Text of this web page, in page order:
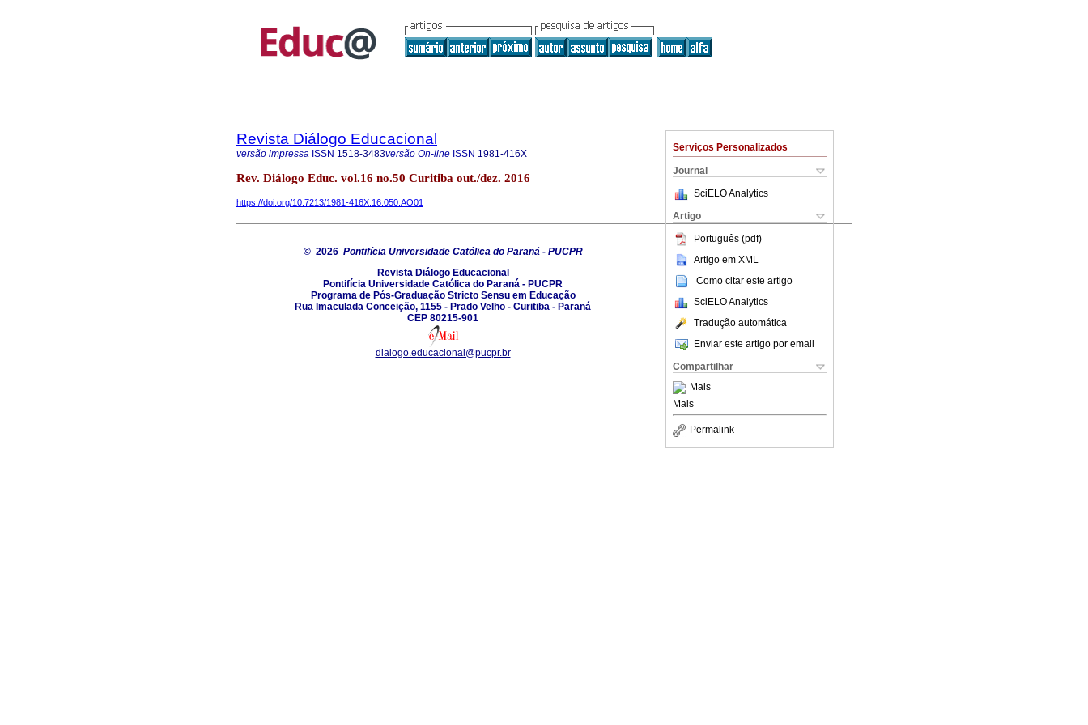
Serviços Personalizados
Journal
SciELO Analytics
Artigo
Português (pdf)
Artigo em XML
Como citar este artigo
SciELO Analytics
Tradução automática
Enviar este artigo por email
Compartilhar
Mais
Mais
Permalink
Revista Diálogo Educacional
versão impressa ISSN 1518-3483versão On-line ISSN 1981-416X
Rev. Diálogo Educ. vol.16 no.50 Curitiba out./dez. 2016
https://doi.org/10.7213/1981-416X.16.050.AO01
© 2026 Pontifícia Universidade Católica do Paraná - PUCPR
Revista Diálogo Educacional
Pontifícia Universidade Católica do Paraná - PUCPR
Programa de Pós-Graduação Stricto Sensu em Educação
Rua Imaculada Conceição, 1155 - Prado Velho - Curitiba - Paraná
CEP 80215-901
dialogo.educacional@pucpr.br